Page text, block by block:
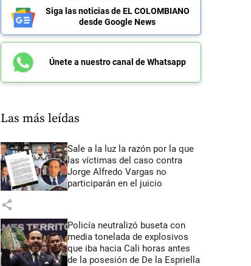
Siga las noticias de EL COLOMBIANO
desde Google News
Únete a nuestro canal de Whatsapp
Las más leídas
Sale a la luz la razón por la que
las víctimas del caso contra
Jorge Alfredo Vargas no
participarán en el juicio
share
Policía neutralizó buseta con
media tonelada de explosivos
que iba hacia Cali horas antes
de la posesión de De la Espriella